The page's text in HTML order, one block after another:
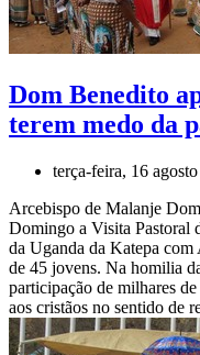
Dom Benedito
terem medo da
terça-feira, 16
Arcebispo de Malanje
Domingo a Visita Pastoral
da Uganda da Katepa
de 45 jovens. Na homilia
participação de milhares
aos cristãos no sentido de